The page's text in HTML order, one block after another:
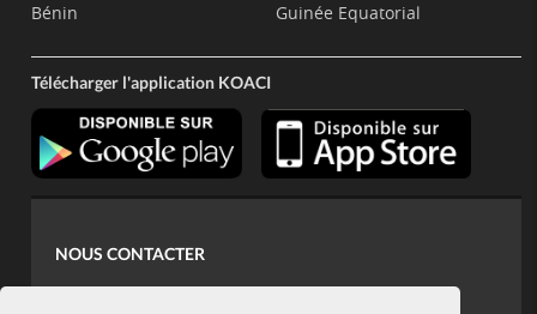
Bénin
Guinée Equatorial
Télécharger l'application KOACI
NOUS CONTACTER